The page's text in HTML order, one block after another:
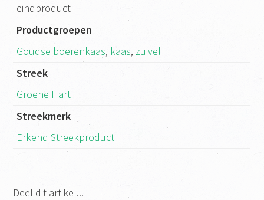
eindproduct
Productgroepen
Goudse boerenkaas, kaas, zuivel
Streek
Groene Hart
Streekmerk
Erkend Streekproduct
Deel dit artikel...